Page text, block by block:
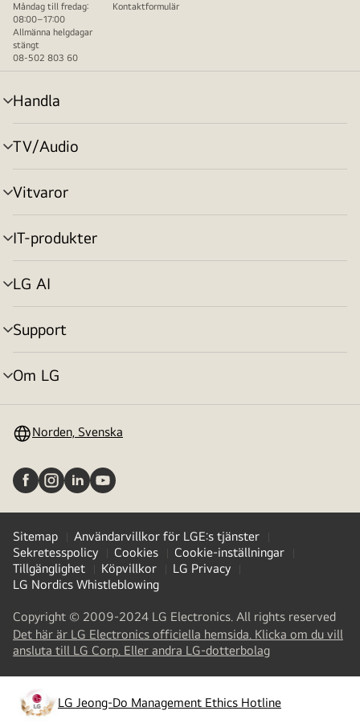
Måndag till fredag:
08:00–17:00
Allmänna helgdagar
stängt
08-502 803 60
Kontaktformulär
Handla
menyväxling
TV/Audio
menyväxling
Vitvaror
menyväxling
IT-produkter
menyväxling
LG AI
menyväxling
Support
menyväxling
Om LG
menyväxling
Norden, Svenska
Sitemap
Användarvillkor för LGE:s tjänster
Sekretesspolicy
Cookies
Cookie-inställningar
Tillgänglighet
Köpvillkor
LG Privacy
LG Nordics Whistleblowing
Copyright © 2009-2024 LG Electronics. All rights reserved
Det här är LG Electronics officiella hemsida. Klicka om du vill
ansluta till LG Corp. Eller andra LG-dotterbolag(
a
new
tab
LG Jeong-Do Management Ethics Hotline
opens